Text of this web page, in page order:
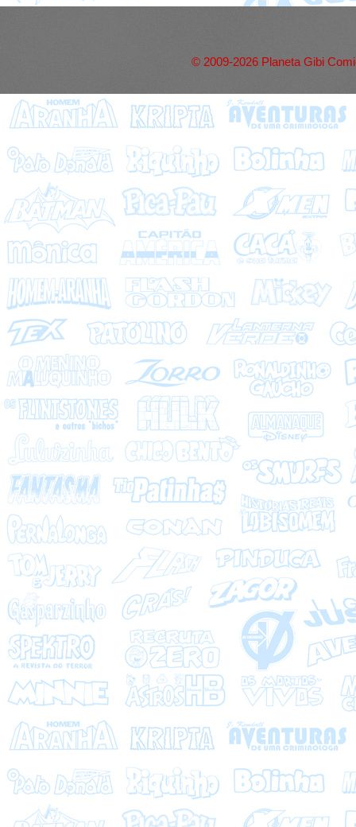
© 2009-2026 Planeta Gibi